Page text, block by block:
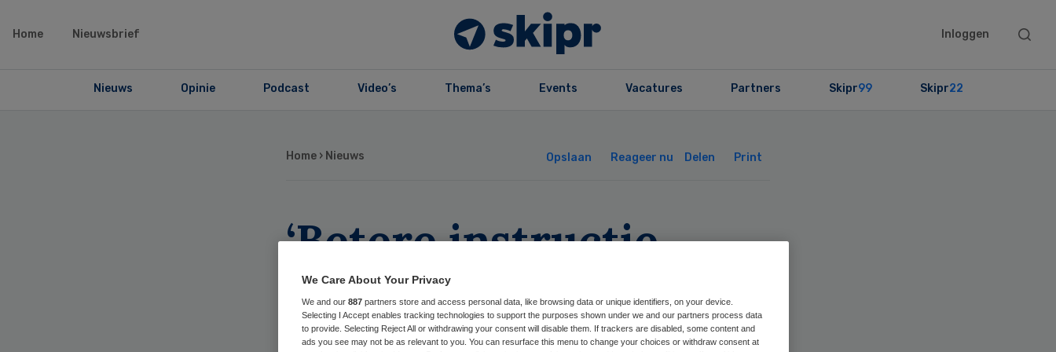
Home Nieuwsbrief Inloggen
Search
Nieuws Opinie Podcast Video’s Thema’s Events Vacatures Partners Skipr99 Skipr22
Home › Nieuws Opslaan Reageer nu Delen Print
‘Betere instructie
nodig bij
adrenalinepennen’
We Care About Your Privacy
We and our 887 partners store and access personal data, like browsing data or unique identifiers, on your device.
Selecting I Accept enables tracking technologies to support the purposes shown under we and our partners process data
to provide. Selecting Reject All or withdrawing your consent will disable them. If trackers are disabled, some content and
ads you see may not be as relevant to you. You can resurface this menu to change your choices or withdraw consent at